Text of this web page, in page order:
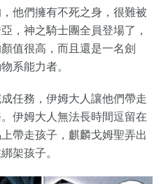
他們擁有不死之身，很難被
，神之騎士團全員登場了，
值很高，而且還是一名劍
系能力者。
任務，伊姆大人讓他們帶走
伊姆大人無法長時間逗留在
帶走孩子，麒麟戈姆聖弄出
架孩子。